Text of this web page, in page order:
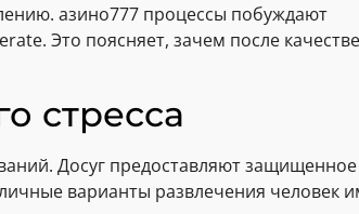
азино777 процессы побуждают
Это поясняет, зачем после
стресса
Досуг предоставляют
варианты развлечения человек